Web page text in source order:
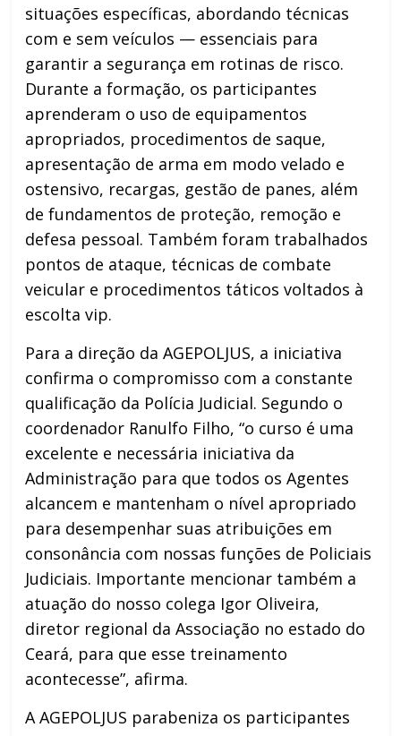
situações específicas, abordando técnicas
com e sem veículos — essenciais para
garantir a segurança em rotinas de risco.
Durante a formação, os participantes
aprenderam o uso de equipamentos
apropriados, procedimentos de saque,
apresentação de arma em modo velado e
ostensivo, recargas, gestão de panes, além
de fundamentos de proteção, remoção e
defesa pessoal. Também foram trabalhados
pontos de ataque, técnicas de combate
veicular e procedimentos táticos voltados à
escolta vip.
Para a direção da AGEPOLJUS, a iniciativa
confirma o compromisso com a constante
qualificação da Polícia Judicial. Segundo o
coordenador Ranulfo Filho, “o curso é uma
excelente e necessária iniciativa da
Administração para que todos os Agentes
alcancem e mantenham o nível apropriado
para desempenhar suas atribuições em
consonância com nossas funções de Policiais
Judiciais. Importante mencionar também a
atuação do nosso colega Igor Oliveira,
diretor regional da Associação no estado do
Ceará, para que esse treinamento
acontecesse”, afirma.
A AGEPOLJUS parabeniza os participantes